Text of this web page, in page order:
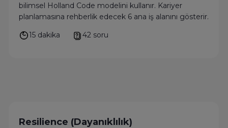
bilimsel Holland Code modelini kullanır. Kariyer
planlamasına rehberlik edecek 6 ana iş alanını gösterir.
15 dakika
42 soru
Resilience (Dayanıklılık)